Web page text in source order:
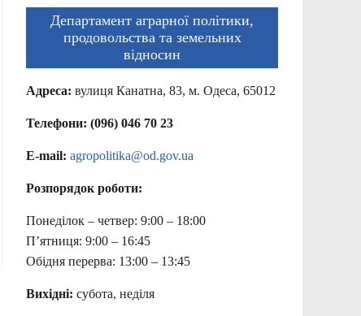
Департамент аграрної політики,
продовольства та земельних
відносин
Адреса: вулиця Канатна, 83, м. Одеса, 65012
Телефони: (096) 046 70 23
E-mail: agropolitika@od.gov.ua
Розпорядок роботи:
Понеділок – четвер: 9:00 – 18:00
П’ятниця: 9:00 – 16:45
Обідня перерва: 13:00 – 13:45
Вихідні: субота, неділя